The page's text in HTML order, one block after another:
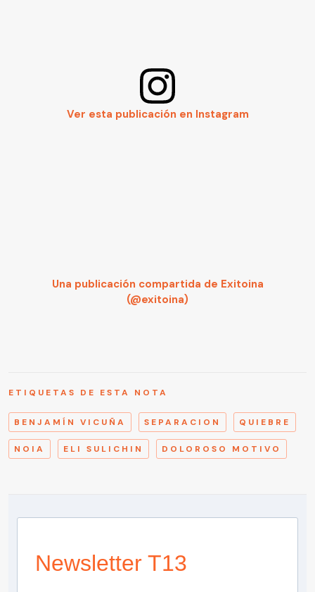
Ver esta publicación en Instagram
Una publicación compartida de Exitoina
(@exitoina)
ETIQUETAS DE ESTA NOTA
BENJAMÍN VICUÑA SEPARACION QUIEBRE
NOIA ELI SULICHIN DOLOROSO MOTIVO
Newsletter T13